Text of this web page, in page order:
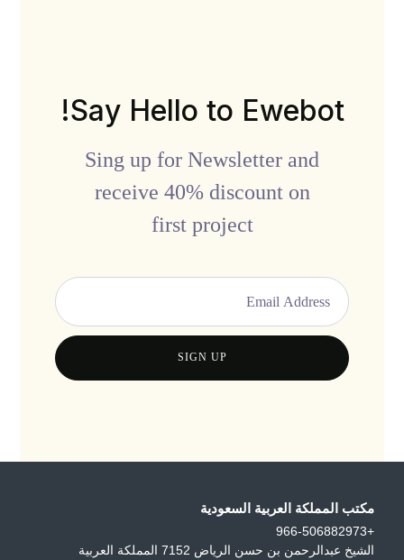
Say Hello to Ewebot!
Sing up for Newsletter and
receive 40% discount on
first project
مكتب المملكة العربية السعودية
+966-506882973
الشيخ عبدالرحمن بن حسن الرياض 7152 المملكة العربية